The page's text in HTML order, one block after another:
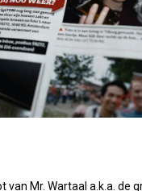
van Mr. Wartaal a.k.a. de